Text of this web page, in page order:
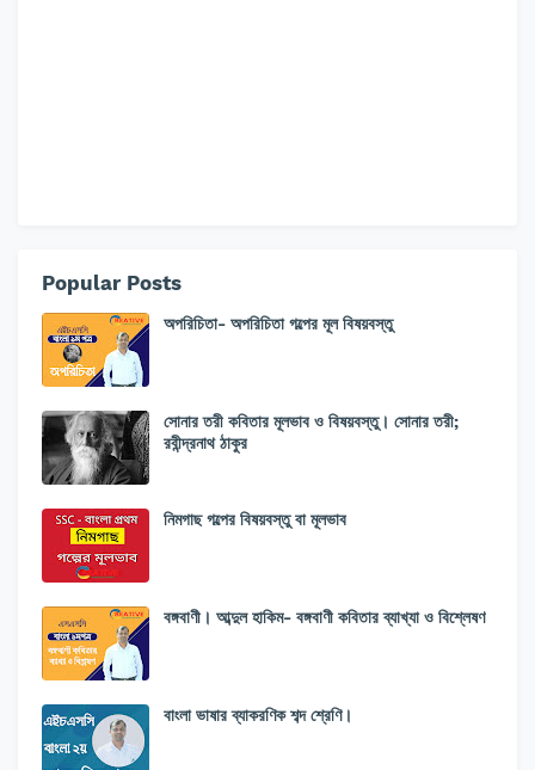
Popular Posts
অপরিচিতা- অপরিচিতা গল্পের মূল বিষয়বস্তু
সোনার তরী কবিতার মূলভাব ও বিষয়বস্তু। সোনার তরী;
রবীন্দ্রনাথ ঠাকুর
নিমগাছ গল্পের বিষয়বস্তু বা মূলভাব
বঙ্গবাণী। আব্দুল হাকিম- বঙ্গবাণী কবিতার ব্যাখ্যা ও বিশ্লেষণ
বাংলা ভাষার ব্যাকরণিক শব্দ শ্রেণি।